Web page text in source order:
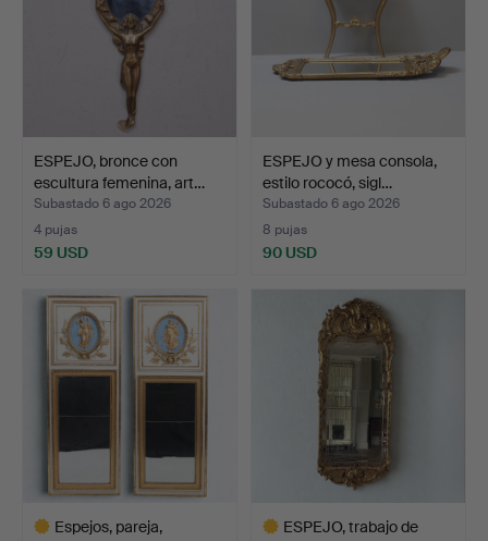
ESPEJO, bronce con
escultura femenina, art…
Subastado 6 ago 2026
4 pujas
59 USD
ESPEJO y mesa consola,
estilo rococó, sigl…
Subastado 6 ago 2026
8 pujas
90 USD
Espejos, pareja,
ESPEJO, trabajo de